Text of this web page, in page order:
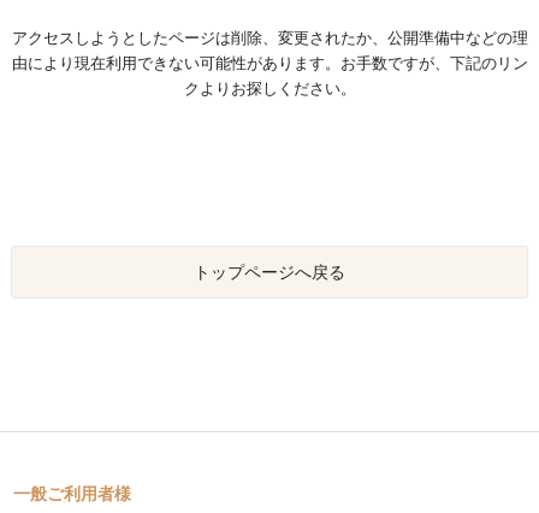
アクセスしようとしたページは削除、変更されたか、公開準備中などの理
由により現在利用できない可能性があります。お手数ですが、下記のリン
クよりお探しください。
トップページへ戻る
一般ご利用者様